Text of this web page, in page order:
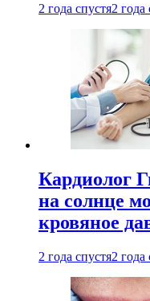
2 года спустя2 года
Кардиолог
на солнце
кровяное
2 года спустя2 года